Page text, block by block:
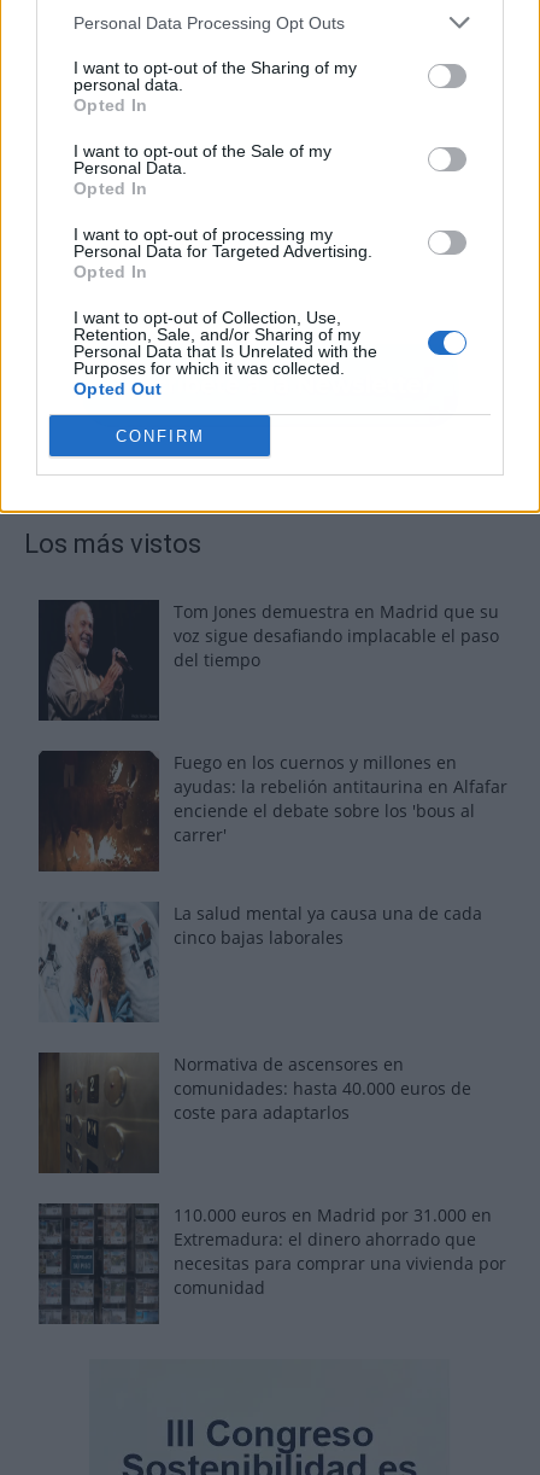
Personal Data Processing Opt Outs
I want to opt-out of the Sharing of my
personal data.
Opted In
I want to opt-out of the Sale of my
Personal Data.
Opted In
I want to opt-out of processing my
Personal Data for Targeted Advertising.
Opted In
I want to opt-out of Collection, Use,
Retention, Sale, and/or Sharing of my
Personal Data that Is Unrelated with the
Purposes for which it was collected.
Opted Out
CONFIRM
Los más vistos
Tom Jones demuestra en Madrid que su
voz sigue desafiando implacable el paso
del tiempo
Fuego en los cuernos y millones en
ayudas: la rebelión antitaurina en Alfafar
enciende el debate sobre los 'bous al
carrer'
La salud mental ya causa una de cada
cinco bajas laborales
Normativa de ascensores en
comunidades: hasta 40.000 euros de
coste para adaptarlos
110.000 euros en Madrid por 31.000 en
Extremadura: el dinero ahorrado que
necesitas para comprar una vivienda por
comunidad